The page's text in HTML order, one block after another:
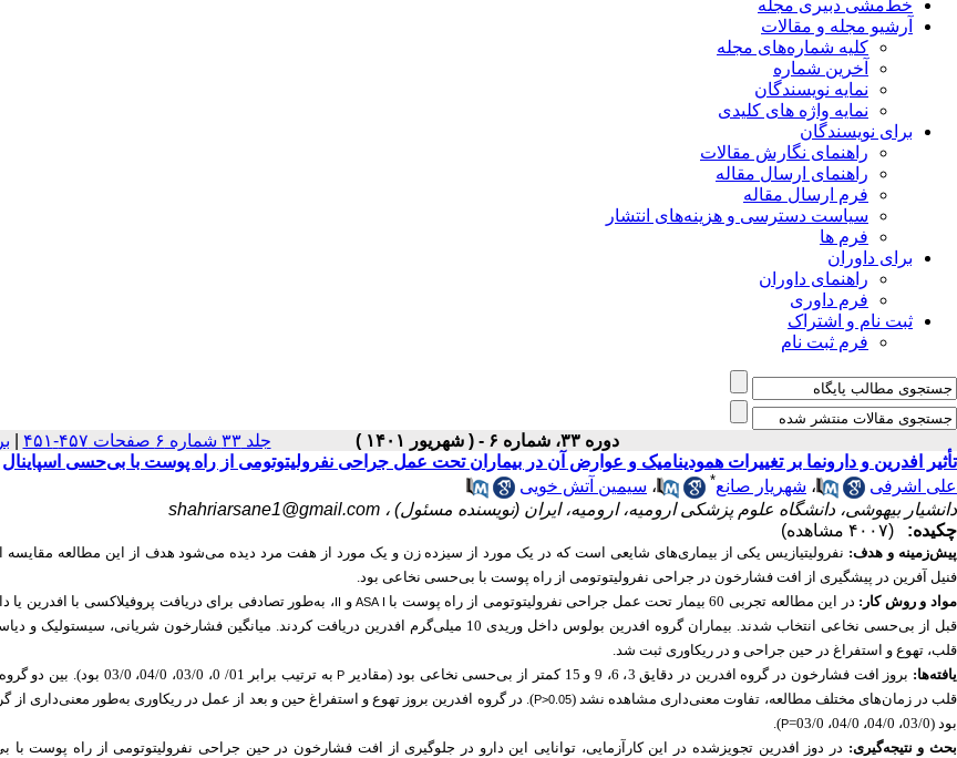
خط‌مشی دبیری مجله
آرشیو مجله و مقالات
کلیه شماره‌های مجله
آخرین شماره
نمایه نویسندگان
نمایه واژه های کلیدی
برای نویسندگان
راهنمای نگارش مقالات
راهنمای ارسال مقاله
فرم ارسال مقاله
سیاست دسترسی و هزینه‌های انتشار
فرم ها
برای داوران
راهنمای داوران
فرم داوری
ثبت نام و اشتراک
فرم ثبت نام
دوره ۳۳، شماره ۶ - ( شهریور ۱۴۰۱ ) جلد ۳۳ شماره ۶ صفحات ۴۵۷-۴۵۱
تأثیر افدرین و دارونما بر تغییرات همودینامیک و عوارض آن در بیماران تحت عمل جراحی نفرولیتوتومی از راه پوست با بی‌حسی اسپاینال
علی اشرفی
، شهریار صانع* ، سیمین آتش خویی
دانشیار بیهوشی، دانشگاه علوم پزشکی ارومیه، ارومیه، ایران (نویسنده مسئول) ، shahriarsane1@gmail.com
چکیده:
(۴۰۰۷ مشاهده)
پیش‌زمینه و هدف: نفرولیتیازیس یکی از بیماری‌های شایعی است که در یک مورد از سیزده زن و یک مورد از هفت مرد دیده می‌شود هدف از این مطالعه مقایسه
فنیل آفرین در پیشگیری از افت فشارخون در جراحی نفرولیتوتومی از راه پوست با بی‌حسی نخاعی بود.
مواد و روش کار: در این مطالعه تجربی 60 بیمار تحت عمل جراحی نفرولیتوتومی از راه پوست با ASA Iو II، به‌طور تصادفی برای دریافت پروفیلاکسی با افدرین یا
قبل از بی‌حسی نخاعی انتخاب شدند. بیماران گروه افدرین بولوس داخل وریدی 10 میلی‌گرم افدرین دریافت کردند. میانگین فشارخون شریانی،
قلب، تهوع و استفراغ در حین جراحی و در ریکاوری ثبت شد.
یافته‌ها: بروز افت فشارخون در گروه افدرین در دقایق 3، 6، 9 و 15 کمتر از بی‌حسی نخاعی بود (مقادیر P
به ترتیب برابر 01/ 0، 03/0، 04/0،
قلب در زمان‌های مختلف مطالعه، تفاوت معنی‌داری مشاهده نشد (P>0.05). در گروه افدرین بروز تهوع و استفراغ حین و بعد از عمل در ریکاوری به‌طور معنی‌داری از
بود (03/0، 04/0، 04/0، 03/0=
P
).
بحث و نتیجه‌گیری: در دوز افدرین تجویزشده در این کارآزمایی، توانایی این دارو در جلوگیری از افت فشارخون در حین جراحی نفرولیتوتومی از راه پوست